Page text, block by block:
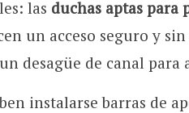
las duchas aptas para
un acceso seguro y sin
desagüe de canal para
instalarse barras de